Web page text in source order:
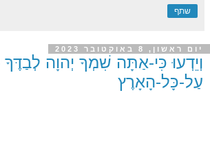
שתף
יום ראשון, 8 באוקטובר 2023
וְיֵדְעוּ כִּי-אַתָּה שִׁמְךָ יְהוָה לְבַדֶּךָ
עַל-כָּל-הָאָרֶץ